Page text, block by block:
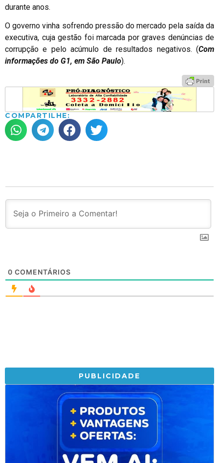
durante anos.
O governo vinha sofrendo pressão do mercado pela saída da
executiva, cuja gestão foi marcada por graves denúncias de
corrupção e pelo acúmulo de resultados negativos. (Com
informações do G1, em São Paulo).
COMPARTILHE:
0 COMENTÁRIOS
PUBLICIDADE